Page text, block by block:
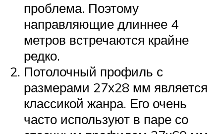
проблема. Поэтому
направляющие длиннее 4
метров встречаются крайне
редко.
Потолочный профиль с
размерами 27х28 мм является
классикой жанра. Его очень
часто используют в паре со